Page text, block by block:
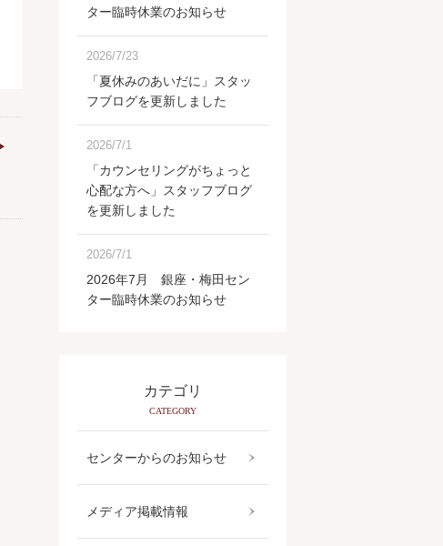
ター臨時休業のお知らせ
2026/7/23
「夏休みのあいだに」スタッ
フブログを更新しました
2026/7/1
「カウンセリングがちょっと
心配な方へ」スタッフブログ
を更新しました
2026/7/1
2026年7月 銀座・梅田セン
ター臨時休業のお知らせ
カテゴリ
CATEGORY
センターからのお知らせ
メディア掲載情報